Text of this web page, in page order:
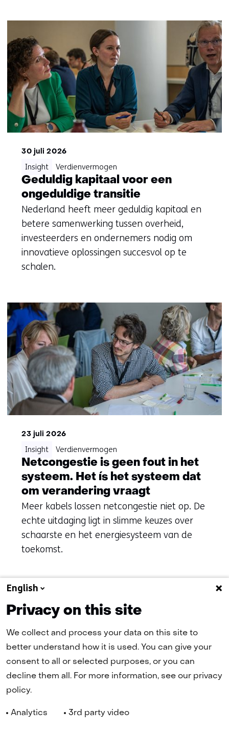
30 juli 2026
Geduldig kapitaal voor een
ongeduldige transitie
Nederland heeft meer geduldig kapitaal en
betere samenwerking tussen overheid,
investeerders en ondernemers nodig om
innovatieve oplossingen succesvol op te
schalen.
Insight Verdienvermogen
23 juli 2026
Netcongestie is geen fout in het
systeem. Het ís het systeem dat
om verandering vraagt
Meer kabels lossen netcongestie niet op. De
echte uitdaging ligt in slimme keuzes over
schaarste en het energiesysteem van de
toekomst.
Insight Verdienvermogen
Naar alle artikelen
(naar homepage)
Toegankelijkheid
English
Privacy on this site
We collect and process your data on this site to
better understand how it is used. You can give your
consent to all or selected purposes, or you can
decline them all. For more information, see our privacy
policy.
Analytics 3rd party video